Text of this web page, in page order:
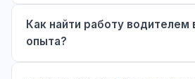
Как найти работу водителем
опыта?